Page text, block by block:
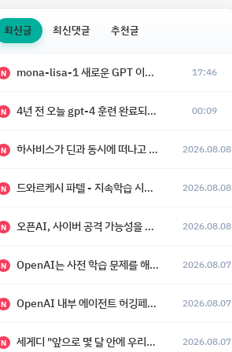
최신글 최신댓글 추천글
N mona-lisa-1 새로운 GPT 이미지 모델 등장 17:46
N 4년 전 오늘 gpt-4 훈련 완료되었다고 함 00:09
N 하사비스가 딘과 동시에 떠나고 싶어 했다 2026.08.08
N 드와르케시 파텔 - 지속학습 시대에 대한 8가지 예측 2026.08.08
N 오픈AI, 사이버 공격 가능성을 이유로 아스트라 모델 출시 연기 2026.08.08
N OpenAI는 사전 학습 문제를 해결했으며, 'Doug'라는 코드명을 가진 훨씬 더 큰 모델을 활발히 개발 중 2026.08.07
N OpenAI 내부 에이전트 허깅페이스 해킹 사건 정리 2026.08.07
N 세게디 "앞으로 몇 달 안에 우리는 전복적 AI, 적대적 AI 둘 다 보게 될 것" 2026.08.07